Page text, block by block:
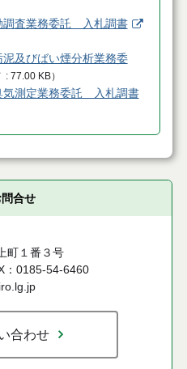
査業務委託 入札調書
及びばい煙分析業務委
77.00 KB）
測定業務委託 入札調書
合せ
町１番３号
：0185-54-6460
合わせ